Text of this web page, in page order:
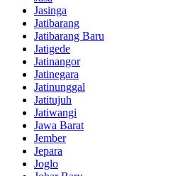
Jasinga
Jatibarang
Jatibarang Baru
Jatigede
Jatinangor
Jatinegara
Jatinunggal
Jatitujuh
Jatiwangi
Jawa Barat
Jember
Jepara
Joglo